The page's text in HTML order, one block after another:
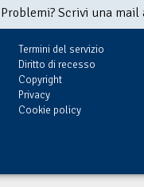
Problemi? Scrivi una
Termini del servizio
Diritto di recesso
Copyright
Privacy
Cookie policy